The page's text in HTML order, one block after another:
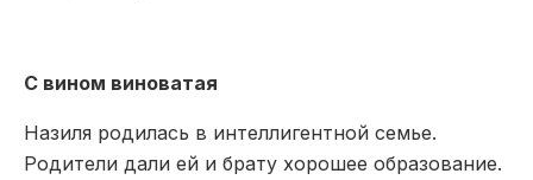
С вином виноватая
Назиля родилась в интеллигентной семье.
Родители дали ей и брату хорошее образование.